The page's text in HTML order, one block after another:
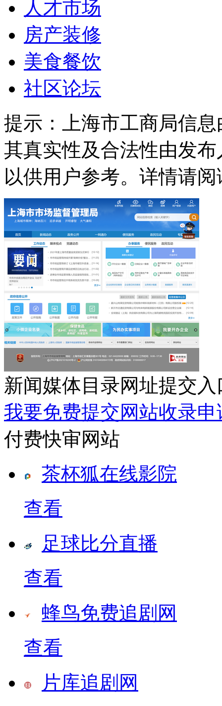
人才市场
房产装修
美食餐饮
社区论坛
提示：
上海市工商局信
其真实性及合法性由发
以供用户参考。详情请
新闻媒体目录网址提交入
我要免费提交网站收录申
付费快审网站
茶杯狐在线影院
查看
足球比分直播
查看
蜂鸟免费追剧网
查看
片库追剧网